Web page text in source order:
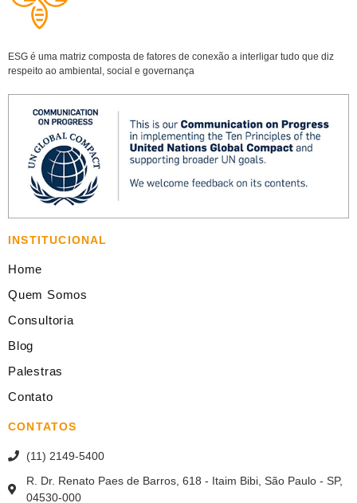
ESG é uma matriz composta de fatores de conexão a interligar tudo que diz
respeito ao ambiental, social e governança
INSTITUCIONAL
Home
Quem Somos
Consultoria
Blog
Palestras
Contato
CONTATOS
(11) 2149-5400
R. Dr. Renato Paes de Barros, 618 - Itaim Bibi, São Paulo - SP,
04530-000